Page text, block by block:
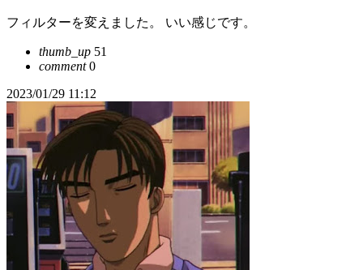
フィルターを変えました。 いい感じです。
thumb_up 51
comment0
2023/01/29 11:12